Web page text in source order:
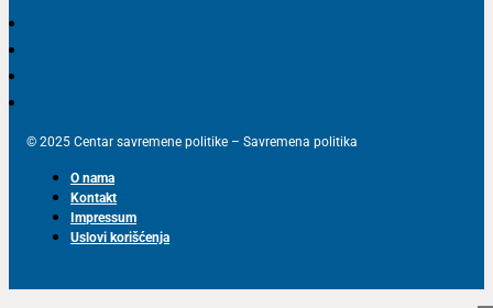
© 2025 Centar savremene politike – Savremena politika
O nama
Kontakt
Impressum
Uslovi korišćenja